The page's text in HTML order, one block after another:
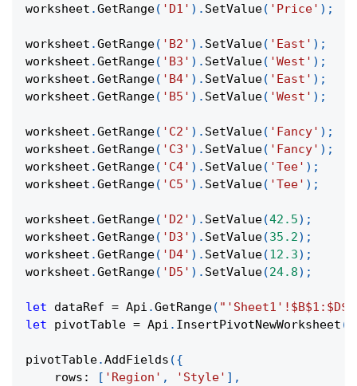
worksheet .GetRange( 'D1' ) . SetValue( 'Price' ) ;
worksheet .GetRange( 'B2' ) . SetValue( 'East' ) ;
worksheet .GetRange( 'B3' ) . SetValue( 'West' ) ;
worksheet .GetRange( 'B4' ) . SetValue( 'East' ) ;
worksheet .GetRange( 'B5' ) . SetValue( 'West' ) ;
worksheet .GetRange( 'C2' ) . SetValue( 'Fancy' ) ;
worksheet .GetRange( 'C3' ) . SetValue( 'Fancy' ) ;
worksheet .GetRange( 'C4' ) . SetValue( 'Tee' ) ;
worksheet .GetRange( 'C5' ) . SetValue( 'Tee' ) ;
worksheet .GetRange( 'D2' ) . SetValue(42.5) ;
worksheet .GetRange( 'D3' ) . SetValue(35.2) ;
worksheet .GetRange( 'D4' ) . SetValue(12.3) ;
worksheet .GetRange( 'D5' ) . SetValue(24.8) ;
let dataRef = Api .GetRange(
let pivotTable = Api . InsertPivotNewWorksheet (
pivotTable.AddFields ({
rows : [ 'Region' , 'Style' ] ,